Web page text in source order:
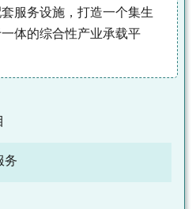
服务设施，打造一个集生
体的综合性产业承载平
务